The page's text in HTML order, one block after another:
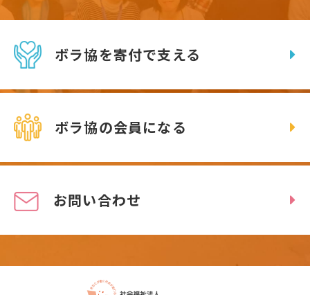
ボラ協を寄付で支える
ボラ協の会員になる
お問い合わせ